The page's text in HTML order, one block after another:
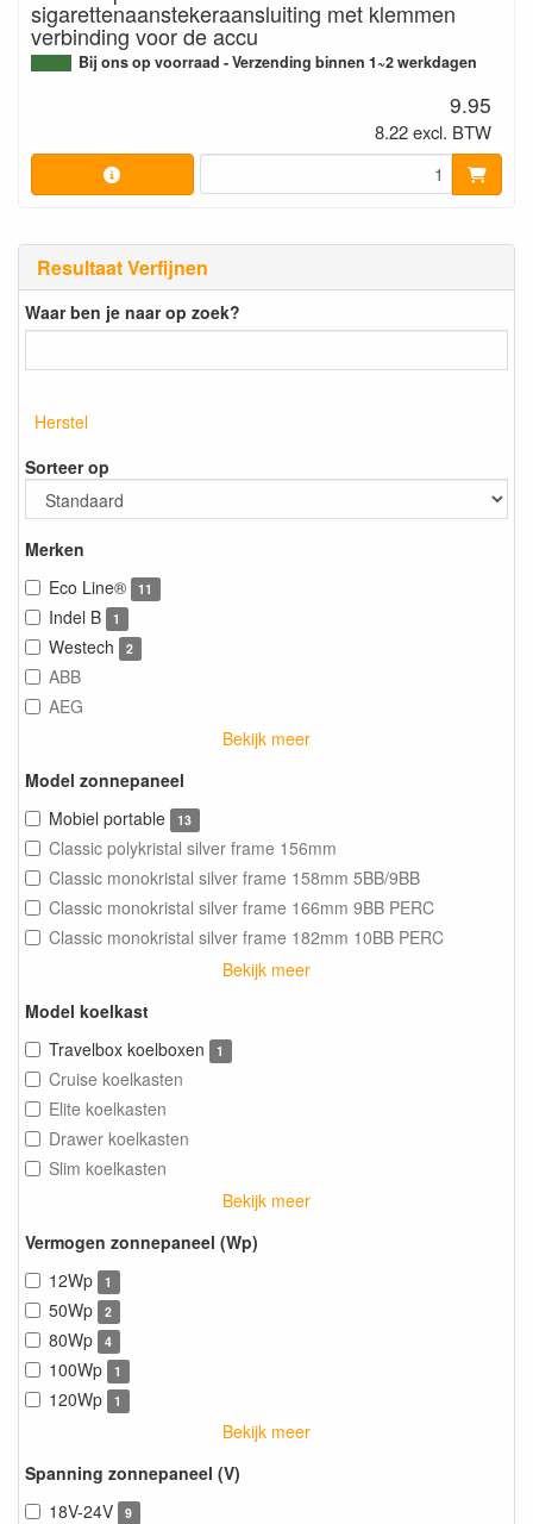
Resultaat Verfijnen
Waar ben je naar op zoek?
Herstel
Sorteer op
Merken
Eco Line®
11
Indel B 1
Westech 2
ABB
AEG
Bekijk meer
Model zonnepaneel
Mobiel portable
13
Classic polykristal silver frame 156mm
Classic monokristal silver frame 158mm 5BB/9BB
Classic monokristal silver frame 166mm 9BB PERC
Classic monokristal silver frame 182mm 10BB PERC
Bekijk meer
Model koelkast
Travelbox koelboxen
1
Cruise koelkasten
Elite koelkasten
Drawer koelkasten
Slim koelkasten
Bekijk meer
Vermogen zonnepaneel (Wp)
12Wp
1
50Wp 2
80Wp 4
100Wp 1
120Wp 1
Bekijk meer
Spanning zonnepaneel (V)
18V-24V
9
sigarettenaanstekeraansluiting met klemmen
verbinding voor de accu
Bij ons op voorraad - Verzending binnen 1~2 werkdagen
9.95
8.22 excl. BTW